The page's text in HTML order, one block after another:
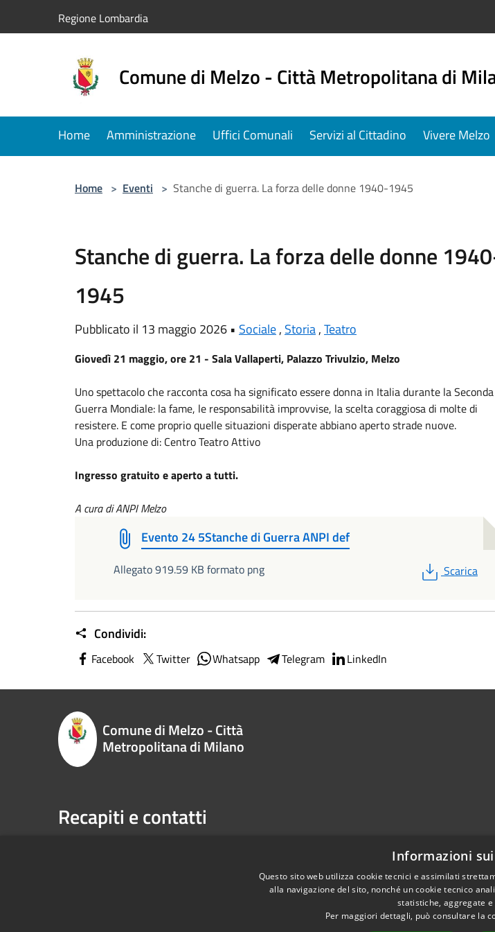
Regione Lombardia
Comune di Melzo - Città Metropolitana di
Home Amministrazione Uffici Comunali Servizi al Cittadino Vivere Melzo
Home > Eventi > Stanche di guerra. La forza delle donne 1940-1945
Stanche di guerra. La forza delle donne
1945
Pubblicato il 13 maggio 2026 • Sociale, Storia,Teatro
Giovedì 21 maggio, ore 21 - Sala Vallaperti, Palazzo Trivulzio, Melzo
Uno spettacolo che racconta cosa ha significato essere donna in Italia durante la Seconda
Guerra Mondiale: la fame, le responsabilità improvvise, la scelta coraggiosa di molte di
resistere. E come proprio quelle situazioni disperate abbiano aperto strade nuove.
Una produzione di: Centro Teatro Attivo
Ingresso gratuito e aperto a tutti.
A cura di ANPI Melzo
Evento 24 5Stanche di Guerra ANPI def
Allegato 919.59 KB formato png PDF
Scarica
Condividi:
Facebook Twitter Whatsapp Telegram LinkedIn
Comune di Melzo - Città
Metropolitana di Milano
Recapiti e contatti
spaziocitta@comune.melzo.mi.it
Pec:comunemelzo@pec.it
Informazioni
Questo sito web utilizza cookie tecnici e assimilati
alla navigazione del sito, nonché un cookie tecnico
statistiche, aggregate
Per maggiori dettagli, può consultare la